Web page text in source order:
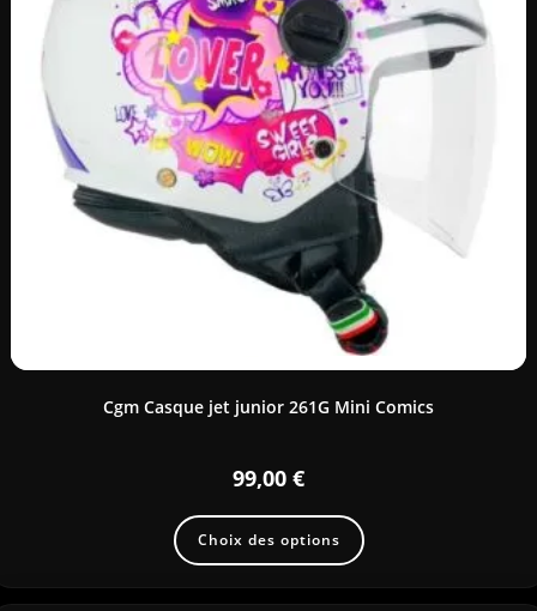
Cgm Casque jet junior 261G Mini Comics
99,00 €
Choix des options